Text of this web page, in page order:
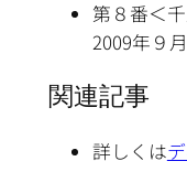
第８番＜
2009年９
関連記事
詳しくは